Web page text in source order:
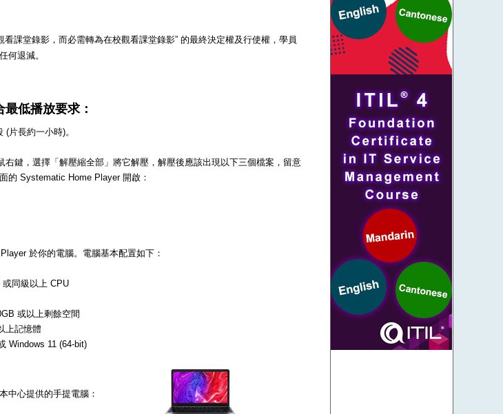
課堂錄影，而必需轉為在校觀看課堂錄影” 的最終決定權及行使權，學員
何退減。
低播放要求：
片長約一小時)。
鍵，選擇「解壓縮全部」將它解壓，解壓後應該出現以下三個檔案，留意
的 Systematic Home Player 開啟：
於你的電腦。電腦基本配置如下：
同級以上 CPU
或以上剩餘空間
上記憶體
Windows 11 (64-bit)
中心提供的手提電腦：